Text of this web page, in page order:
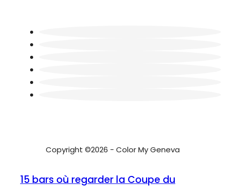
15 bars où regarder la Coupe du
Copyright ©2026 - Color My Geneva